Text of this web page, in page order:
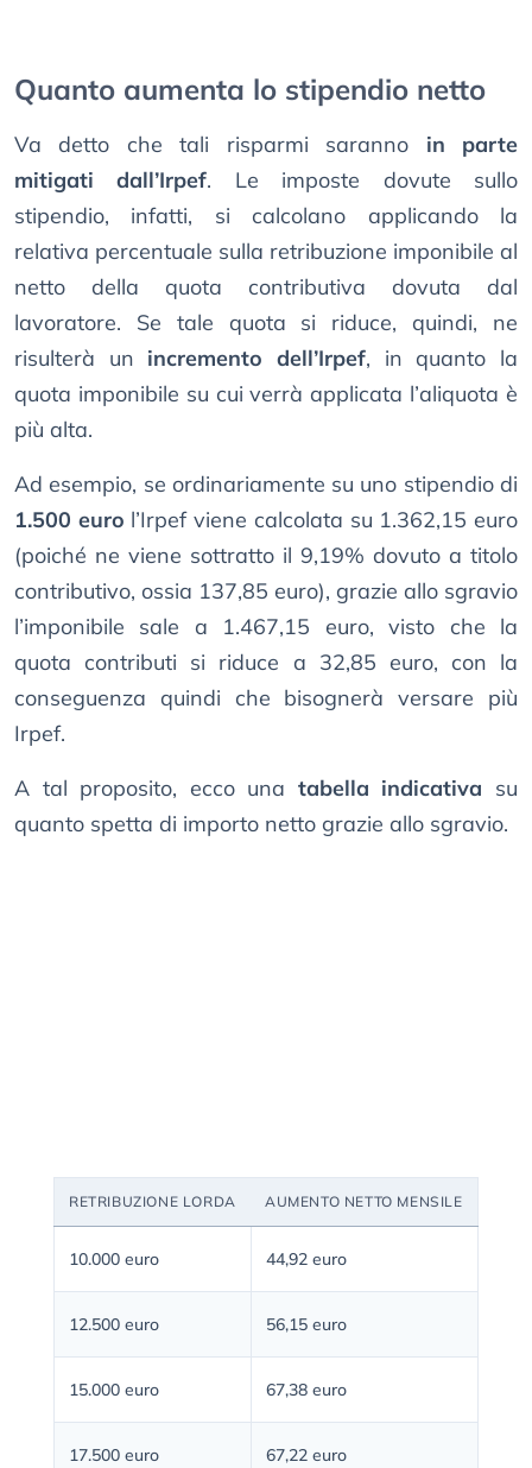
Quanto aumenta lo stipendio netto
Va detto che tali risparmi saranno in parte
mitigati dall’Irpef. Le imposte dovute sullo
stipendio, infatti, si calcolano applicando la
relativa percentuale sulla retribuzione imponibile al
netto della quota contributiva dovuta dal
lavoratore. Se tale quota si riduce, quindi, ne
risulterà un incremento dell’Irpef, in quanto la
quota imponibile su cui verrà applicata l’aliquota è
più alta.
Ad esempio, se ordinariamente su uno stipendio di
1.500 euro l’Irpef viene calcolata su 1.362,15 euro
(poiché ne viene sottratto il 9,19% dovuto a titolo
contributivo, ossia 137,85 euro), grazie allo sgravio
l’imponibile sale a 1.467,15 euro, visto che la
quota contributi si riduce a 32,85 euro, con la
conseguenza quindi che bisognerà versare più
Irpef.
A tal proposito, ecco una tabella indicativa su
quanto spetta di importo netto grazie allo sgravio.
RETRIBUZIONE LORDA AUMENTO NETTO MENSILE
10.000 euro 44,92 euro
12.500 euro 56,15 euro
15.000 euro 67,38 euro
17.500 euro 67,22 euro